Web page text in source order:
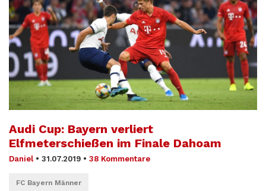
Audi Cup: Bayern verliert
Elfmeterschießen im Finale Dahoam
Daniel • 31.07.2019 • 38 Kommentare
FC Bayern Männer